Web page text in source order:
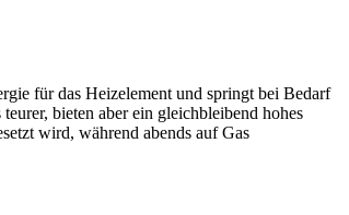
für das Heizelement und springt bei Bedarf
bieten aber ein gleichbleibend hohes
wird, während abends auf Gas